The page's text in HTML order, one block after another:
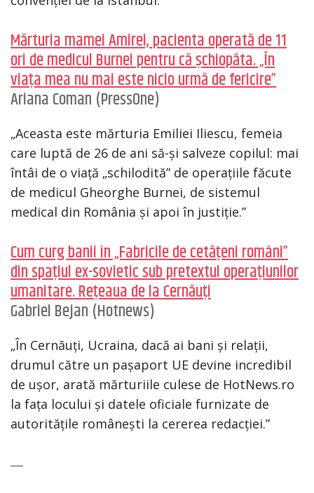
Mărturia mamei Amirei, pacienta operată de 11
ori de medicul Burnei pentru că șchiopăta. „În
viața mea nu mai este nicio urmă de fericire”
Ariana Coman (PressOne)
„Aceasta este mărturia Emiliei Iliescu, femeia
care luptă de 26 de ani să-și salveze copilul: mai
întâi de o viață „schilodită” de operațiile făcute
de medicul Gheorghe Burnei, de sistemul
medical din România și apoi în justiție.”
Cum curg banii în „Fabricile de cetățeni români”
din spațiul ex-sovietic sub pretextul operațiunilor
umanitare. Rețeaua de la Cernăuți
Gabriel Bejan (Hotnews)
„​În Cernăuți, Ucraina, dacă ai bani și relații,
drumul către un pașaport UE devine incredibil
de ușor, arată mărturiile culese de HotNews.ro
la fața locului și datele oficiale furnizate de
autoritățile românești la cererea redacției.”
—